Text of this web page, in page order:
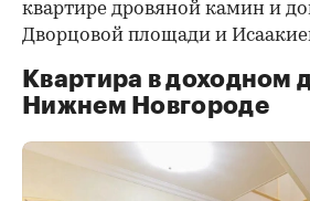
квартире дровяной камин и
Дворцовой площади и
Квартира в доходном
Нижнем Новгороде